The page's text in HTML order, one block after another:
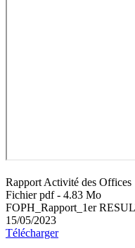
Rapport Activité des Offices
Fichier pdf - 4.83 Mo
FOPH_Rapport_1er
15/05/2023
Télécharger